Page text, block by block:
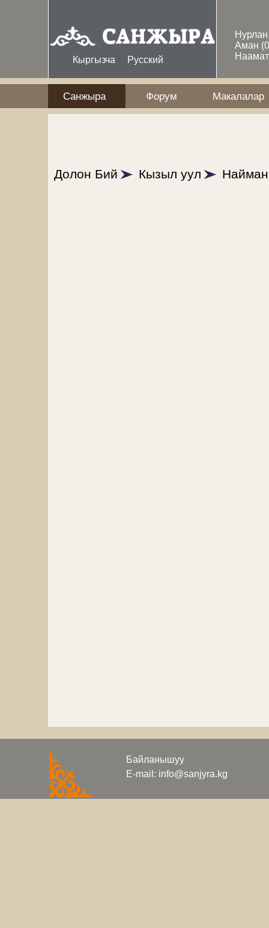
Кыргызча Русский
Аман
Санжыра Форум Макалалар
Долон Бий Кызыл уул Найман
Байланышуу
E-mail: info@sanjyra.kg